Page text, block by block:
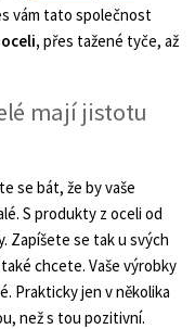
vám tato společnost
přes tažené tyče, až
mají jistotu
se bát, že by vaše
S produkty z oceli od
Zapíšete se tak u svých
chcete. Vaše výrobky
Prakticky jen v několika
než s tou pozitivní.